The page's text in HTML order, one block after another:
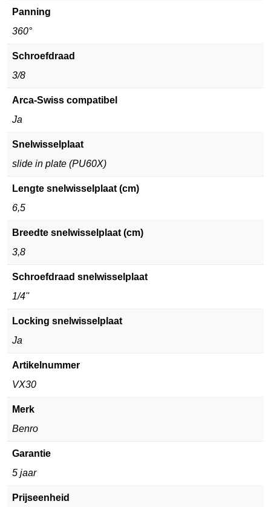
Panning
360°
Schroefdraad
3/8
Arca-Swiss compatibel
Ja
Snelwisselplaat
slide in plate (PU60X)
Lengte snelwisselplaat (cm)
6,5
Breedte snelwisselplaat (cm)
3,8
Schroefdraad snelwisselplaat
1/4''
Locking snelwisselplaat
Ja
Artikelnummer
VX30
Merk
Benro
Garantie
5 jaar
Prijseenheid